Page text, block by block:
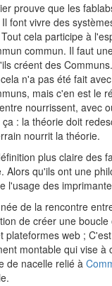
prouve que les
font vivre des
cela participe à
commun. Il faut
créent des
n'a pas été fait
mais c'en est le
nourrissent, avec
: la théorie doit
nourrit la théorie.
plus claire des
Alors qu'ils ont une
l'usage des
de la rencontre
de créer une
plateformes web ;
montable qui vise à
de nacelle relié à